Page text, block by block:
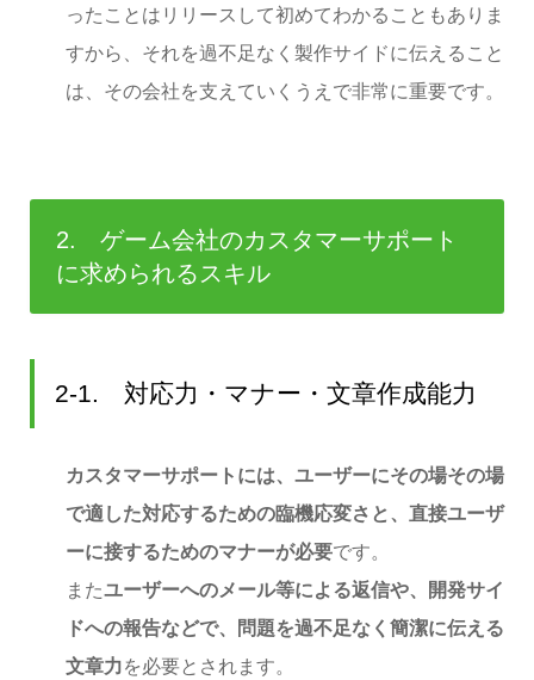
ったことはリリースして初めてわかることもありま
すから、それを過不足なく製作サイドに伝えること
は、その会社を支えていくうえで非常に重要です。
2. ゲーム会社のカスタマーサポート
に求められるスキル
2-1. 対応力・マナー・文章作成能力
カスタマーサポートには、ユーザーにその場その場
で適した対応するための臨機応変さと、直接ユーザ
ーに接するためのマナーが必要です。
またユーザーへのメール等による返信や、開発サイ
ドへの報告などで、問題を過不足なく簡潔に伝える
文章力を必要とされます。